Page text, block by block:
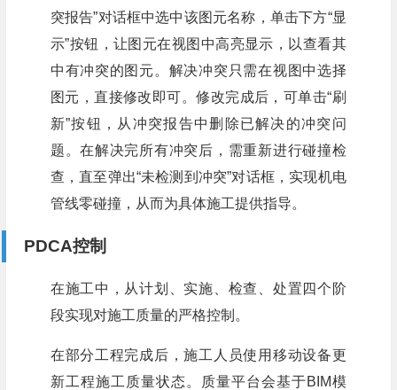
突报告”对话框中选中该图元名称，单击下方“显
示”按钮，让图元在视图中高亮显示，以查看其
中有冲突的图元。解决冲突只需在视图中选择
图元，直接修改即可。修改完成后，可单击“刷
新”按钮，从冲突报告中删除已解决的冲突问
题。在解决完所有冲突后，需重新进行碰撞检
查，直至弹出“未检测到冲突”对话框，实现机电
管线零碰撞，从而为具体施工提供指导。
PDCA控制
在施工中，从计划、实施、检查、处置四个阶
段实现对施工质量的严格控制。
在部分工程完成后，施工人员使用移动设备更
新工程施工质量状态。质量平台会基于BIM模